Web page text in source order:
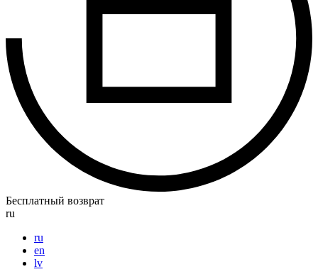
Бесплатный возврат
ru
ru
en
lv